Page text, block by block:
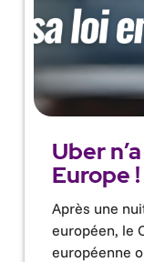
Uber
Europe !
Après une
européen, le
européenne